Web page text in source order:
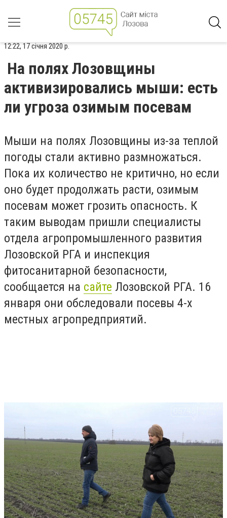
12:22, 17 січня 2020 р.
На полях Лозовщины
активизировались мыши: есть
ли угроза озимым посевам
Мыши на полях Лозовщины из-за теплой
погоды стали активно размножаться.
Пока их количество не критично, но если
оно будет продолжать расти, озимым
посевам может грозить опасность. К
таким выводам пришли специалисты
отдела агропромышленного развития
Лозовской РГА и инспекция
фитосанитарной безопасности,
сообщается на сайте Лозовской РГА. 16
января они обследовали посевы 4-х
местных агропредприятий.